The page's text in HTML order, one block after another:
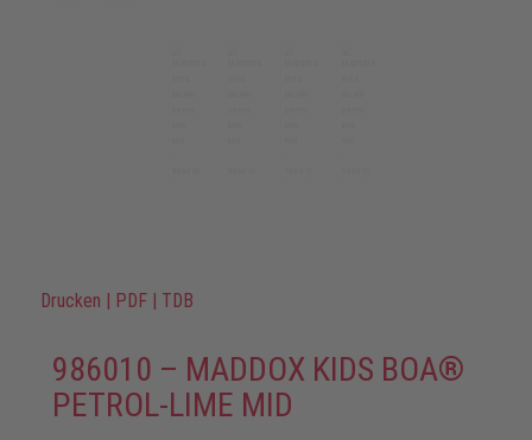
Drucken | PDF | TDB
986010 – MADDOX KIDS BOA®
PETROL-LIME MID